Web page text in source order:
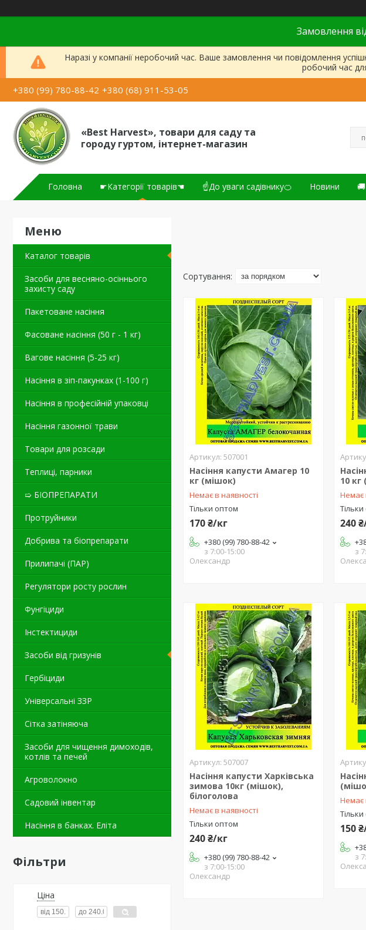
Замовлення
Наразі у компанії неробочий час. Ваше замовлення чи повідомлення
робочий час
+380 (99) 780-88-42 +380 (68) 911-53-05
«Best Harvest», товари для саду та
городу гуртом, інтернет-магазин
Головна ☛Категорії товарів☚ ☝До уваги садівнику🍊 Новини
Каталог товарів
Засоби для весняно-осіннього
захисту саду
Пакетоване насіння
Фасоване насіння (50 г - 1 кг)
Вагове насіння (5-25 кг)
Насіння в зіп-пакунках (1-100 г)
Насіння в професійній упаковці
Насіння газонної трави
Товари для розсади
Теплиці, парники
➯ БІОПРЕПАРАТИ
Протруйники
Добрива та біопрепарати
Прилипачі (ПАР)
Регулятори росту рослин
Фунгіциди
Інстектициди
Засоби від гризунів
Гербіциди
Універсальні ЗЗР
Сітка затіняюча
Засоби для чищення димоходів,
котлів та печей
Агроволокно
Садовий інвентар
Насіння в банках. Еліта
Фільтри
Ціна
507001
Насіння капусти Амагер 10
кг (мішок)
Немає в наявності
Тільки оптом
170 ₴/кг
+380 (99) 780-88-42
з 7:00-15:00
Олександр
10 кг
Немає
240
з
507007
Насіння капусти Харківська
зимова 10кг (мішок),
білоголова
Немає в наявності
Тільки оптом
240 ₴/кг
+380 (99) 780-88-42
з 7:00-15:00
Олександр
Немає
150
з